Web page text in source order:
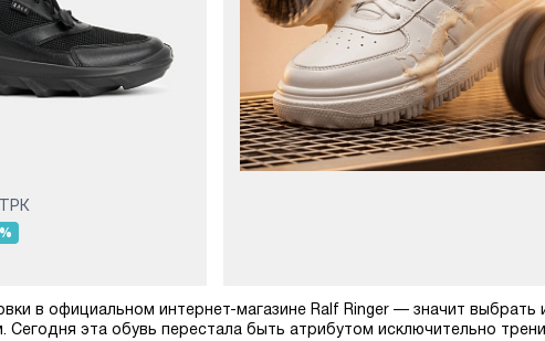
в официальном интернет-магазине Ralf Ringer — значит
эта обувь перестала быть атрибутом исключительно